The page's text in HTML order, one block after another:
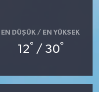
EN DÜŞÜK / EN YÜKSEK
12° / 30°